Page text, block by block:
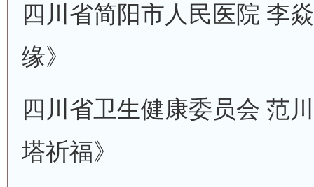
四川省简阳市人民医院 李
缘》
四川省卫生健康委员会 范
塔祈福》